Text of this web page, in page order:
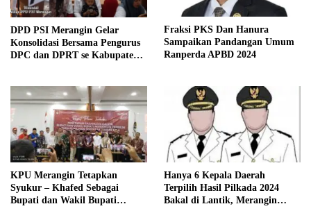
DPD PSI Merangin Gelar
Konsolidasi Bersama Pengurus
DPC dan DPRT se Kabupaten
Fraksi PKS Dan Hanura
Sampaikan Pandangan Umum
Ranperda APBD 2024
KPU Merangin Tetapkan
Syukur – Khafed Sebagai
Bupati dan Wakil Bupati
Hanya 6 Kepala Daerah
Terpilih Hasil Pilkada 2024
Bakal di Lantik, Merangin